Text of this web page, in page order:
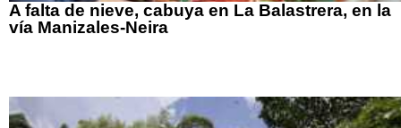
A falta de nieve, cabuya en La Balastrera, en la
vía Manizales-Neira